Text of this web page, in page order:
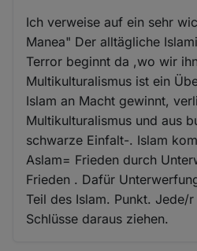
Ich verweise auf ein sehr
Manea" Der alltägliche
Terror beginnt da ,wo wir
Multikulturalismus ist ein
Islam an Macht gewinnt,
Multikulturalismus und aus
schwarze Einfalt-. Islam
Aslam= Frieden durch
Frieden . Dafür
Teil des Islam. Punkt. Jede/
Schlüsse daraus ziehen.